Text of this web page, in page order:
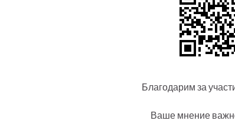
Благодарим за
Ваше мнение